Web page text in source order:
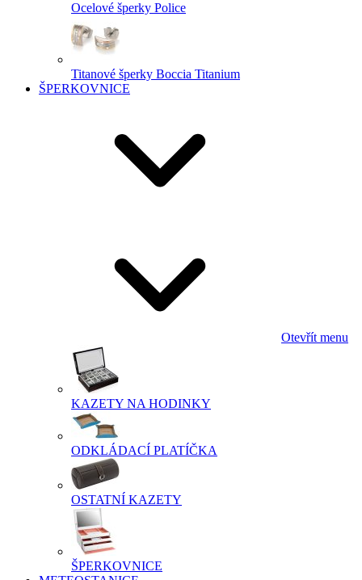
Ocelové šperky Police
Titanové šperky Boccia Titanium
ŠPERKOVNICE
Otevřít menu
KAZETY NA HODINKY
ODKLÁDACÍ PLATÍČKA
OSTATNÍ KAZETY
ŠPERKOVNICE